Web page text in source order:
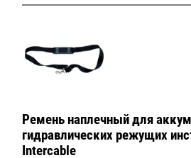
Ремень наплечный для
гидравлических режущих
Intercable